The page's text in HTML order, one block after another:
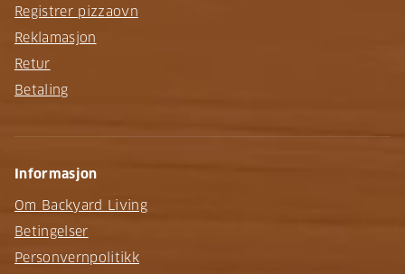
Registrer pizzaovn
Reklamasjon
Retur
Betaling
Informasjon
Om Backyard Living
Betingelser
Personvernpolitikk